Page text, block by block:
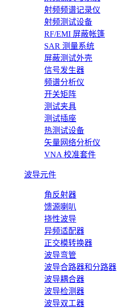
射频频谱记录仪
射频测试设备
RF/EMI 屏蔽帐篷
SAR 测量系统
屏蔽测试外壳
信号发生器
频谱分析仪
开关矩阵
测试夹具
测试插座
热测试设备
矢量网络分析仪
VNA 校准套件
波导元件
角反射器
馈源喇叭
挠性波导
异频适配器
正交模转换器
波导弯管
波导合路器和分路器
波导耦合器
波导检测器
波导双工器